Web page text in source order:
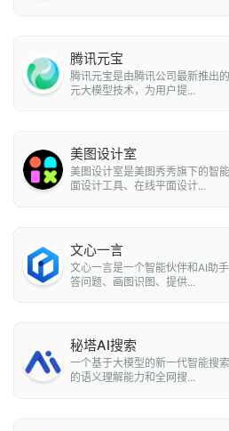
腾讯元宝
腾讯元宝是由腾讯公司最新推出
元大模型技术，为用户提...
美图设计室
美图设计室是美图秀秀旗下的智
面设计工具、在线平面设计...
文心一言
文心一言是一个智能伙伴和AI助
答问题、画图识图、提供...
秘塔AI搜索
一个基于大模型的新一代智能搜
的语义理解能力和全网搜...